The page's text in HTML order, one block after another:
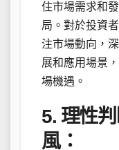
住市場需求和
局。對於投資
注市場動向，
展和應用場景
場機遇。
5. 理性
風：